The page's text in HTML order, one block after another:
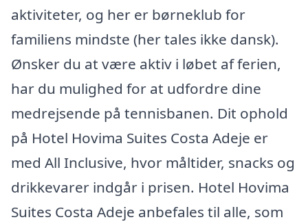
aktiviteter, og her er børneklub for
familiens mindste (her tales ikke dansk).
Ønsker du at være aktiv i løbet af ferien,
har du mulighed for at udfordre dine
medrejsende på tennisbanen. Dit ophold
på Hotel Hovima Suites Costa Adeje er
med All Inclusive, hvor måltider, snacks og
drikkevarer indgår i prisen. Hotel Hovima
Suites Costa Adeje anbefales til alle, som